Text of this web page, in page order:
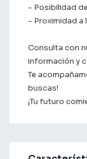
- Posibilidad
- Proximidad
Consulta con
información y
Te
buscas!
¡Tu futuro